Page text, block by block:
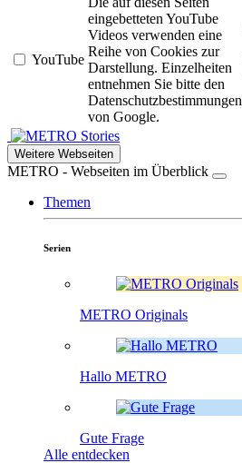
YouTube
eingebetteten YouTube
Videos verwenden eine
Reihe von Cookies zur
Darstellung. Einzelheiten
entnehmen Sie bitte den
Datenschutzbestimmungen
von Google.
Stories
Weitere Webseiten
METRO - Webseiten im Überblick
Themen
Serien
METRO Originals
Hallo METRO
Gute Frage
Alle entdecken